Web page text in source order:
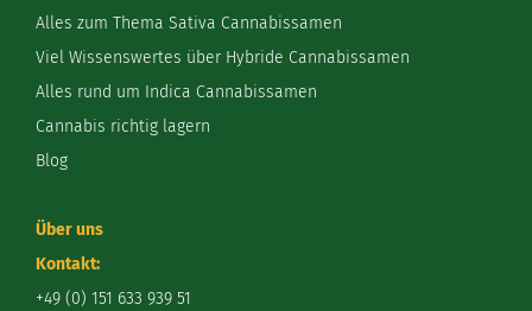
Alles zum Thema Sativa Cannabissamen
Viel Wissenswertes über Hybride Cannabissamen
Alles rund um Indica Cannabissamen
Cannabis richtig lagern
Blog
Über uns
Kontakt:
+49 (0) 151 633 939 51